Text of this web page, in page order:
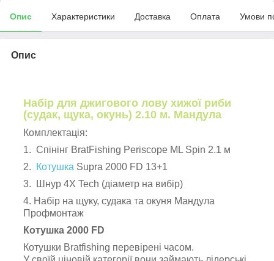
Опис Характеристики Доставка Оплата Умови
Опис
Набір для джигового лову хижої риби
(судак, щука, окунь) 2.10 м. Мандула
Комплектація:
1. Спінінг BratFishing Periscope ML Spin 2.1 м
2.
Котушка Supra 2000 FD 13+1
3. Шнур 4X Tech (діаметр на вибір)
4. Набір на щуку, судака та окуня Мандула
Профмонтаж
Котушка 2000 FD
Котушки Bratfishing перевірені часом.